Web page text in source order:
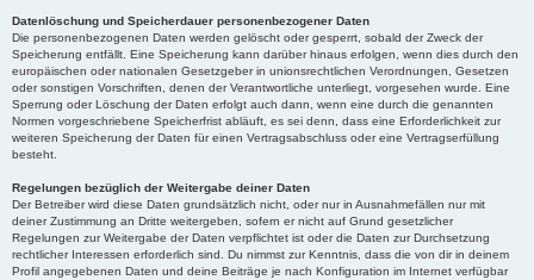
Datenlöschung und Speicherdauer personenbezogener Daten
Die personenbezogenen Daten werden gelöscht oder gesperrt, sobald der Zweck der
Speicherung entfällt. Eine Speicherung kann darüber hinaus erfolgen, wenn dies durch den
europäischen oder nationalen Gesetzgeber in unionsrechtlichen Verordnungen, Gesetzen
oder sonstigen Vorschriften, denen der Verantwortliche unterliegt, vorgesehen wurde. Eine
Sperrung oder Löschung der Daten erfolgt auch dann, wenn eine durch die genannten
Normen vorgeschriebene Speicherfrist abläuft, es sei denn, dass eine Erforderlichkeit zur
weiteren Speicherung der Daten für einen Vertragsabschluss oder eine Vertragserfüllung
besteht.
Regelungen bezüglich der Weitergabe deiner Daten
Der Betreiber wird diese Daten grundsätzlich nicht, oder nur in Ausnahmefällen nur mit
deiner Zustimmung an Dritte weitergeben, sofern er nicht auf Grund gesetzlicher
Regelungen zur Weitergabe der Daten verpflichtet ist oder die Daten zur Durchsetzung
rechtlicher Interessen erforderlich sind. Du nimmst zur Kenntnis, dass die von dir in deinem
Profil angegebenen Daten und deine Beiträge je nach Konfiguration im Internet verfügbar